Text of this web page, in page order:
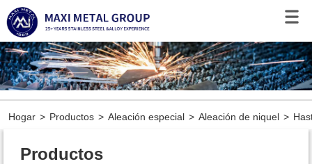
Hogar > Productos > Aleación especial > Aleación de niquel >
Productos